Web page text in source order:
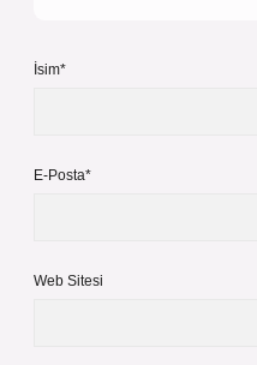
İsim*
E-Posta*
Web Sitesi